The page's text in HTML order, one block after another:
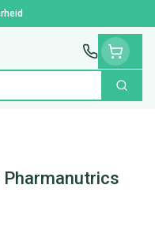
Zoek
Pharmanutrics